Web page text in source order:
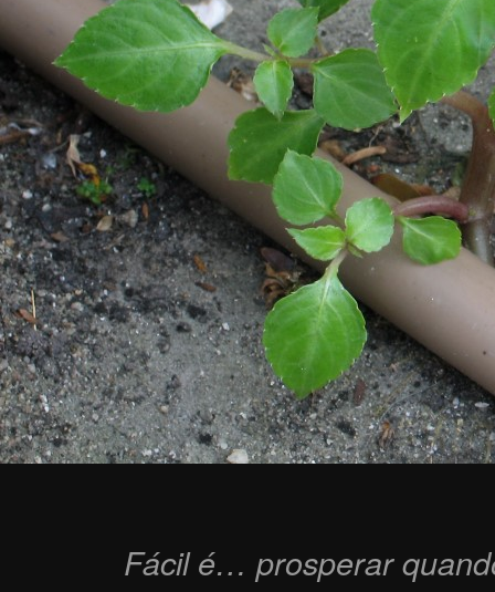
Fácil é… prosperar